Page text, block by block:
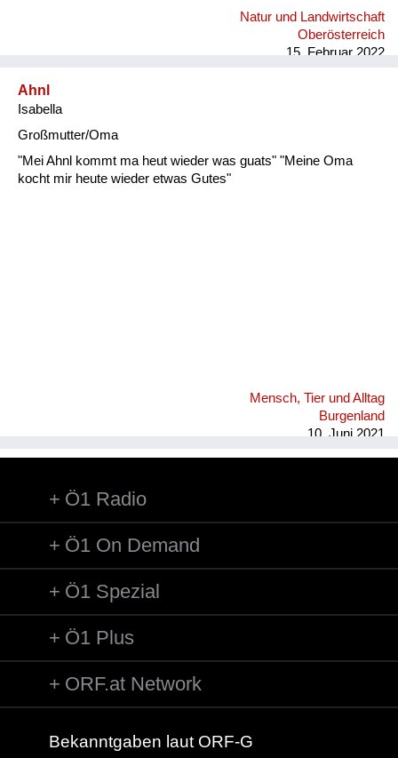
Natur und Landwirtschaft
Oberösterreich
15. Februar 2022
Ahnl
Isabella
Großmutter/Oma
"Mei Ahnl kommt ma heut wieder was guats" "Meine Oma
kocht mir heute wieder etwas Gutes"
Mensch, Tier und Alltag
Burgenland
10. Juni 2021
Ö1 Radio
Ö1 On Demand
Ö1 Spezial
Ö1 Plus
ORF.at Network
Bekanntgaben laut ORF-G